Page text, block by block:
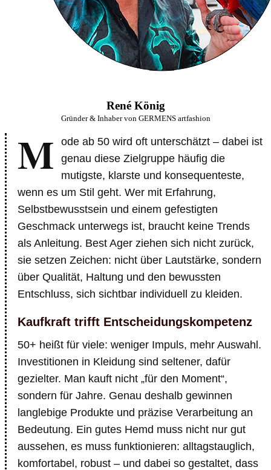
René König
Gründer & Inhaber von GERMENS artfashion
M
ode ab 50 wird oft unterschätzt – dabei ist
genau diese Zielgruppe häufig die
mutigste, klarste und konsequenteste,
wenn es um Stil geht. Wer mit Erfahrung,
Selbstbewusstsein und einem gefestigten
Geschmack unterwegs ist, braucht keine Trends
als Anleitung. Best Ager ziehen sich nicht zurück,
sie setzen Zeichen: nicht über Lautstärke, sondern
über Qualität, Haltung und den bewussten
Entschluss, sich sichtbar individuell zu kleiden.
Kaufkraft trifft Entscheidungskompetenz
50+ heißt für viele: weniger Impuls, mehr Auswahl.
Investitionen in Kleidung sind seltener, dafür
gezielter. Man kauft nicht „für den Moment“,
sondern für Jahre. Genau deshalb gewinnen
langlebige Produkte und präzise Verarbeitung an
Bedeutung. Ein gutes Hemd muss nicht nur gut
aussehen, es muss funktionieren: alltagstauglich,
komfortabel, robust – und dabei so gestaltet, dass